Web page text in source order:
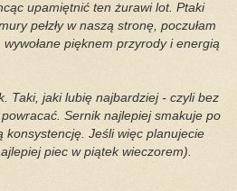
upamiętnić ten żurawi lot. Ptaki
pełzły w naszą stronę, poczułam
pięknem przyrody i energią
Taki, jaki lubię najbardziej - czyli bez
Sernik najlepiej smakuje po
konsystencję. Jeśli więc planujecie
piec w piątek wieczorem).